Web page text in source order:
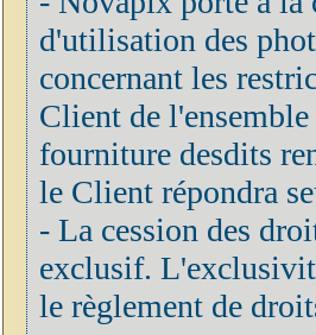
d'utilisation des
concernant les
Client de
fourniture desdits
le Client répondra
- La cession des
exclusif.
le règlement de